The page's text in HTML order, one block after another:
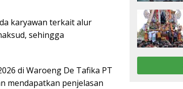
karyawan terkait alur
sehingga
di Waroeng De Tafika PT
mendapatkan penjelasan